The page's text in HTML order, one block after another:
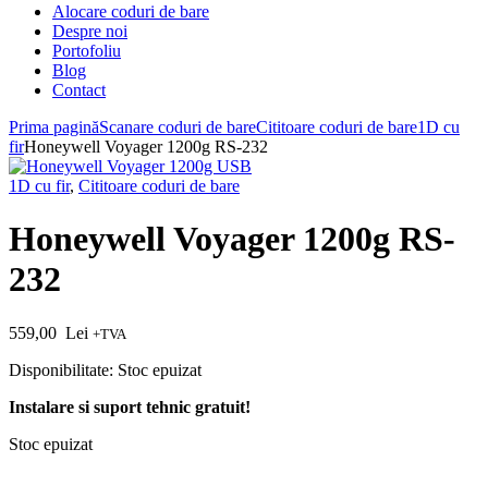
Alocare coduri de bare
Despre noi
Portofoliu
Blog
Contact
Prima paginăScanare coduri de bareCititoare coduri de bare1D cu
firHoneywell Voyager 1200g RS-232
1D cu fir, Cititoare coduri de bare
Honeywell Voyager 1200g RS-
232
559,00 Lei +TVA
Disponibilitate: Stoc epuizat
Instalare si suport tehnic gratuit!
Stoc epuizat